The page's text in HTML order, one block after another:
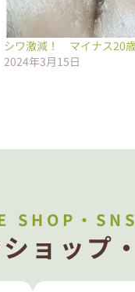
シワ激減！ マイナス20
2024年3月15日
SHOP・SNS
ョップ